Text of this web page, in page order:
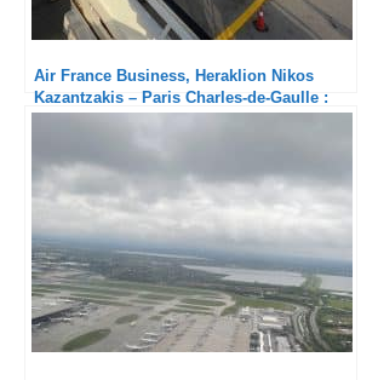
Air France Business, Heraklion Nikos
Kazantzakis – Paris Charles-de-Gaulle :